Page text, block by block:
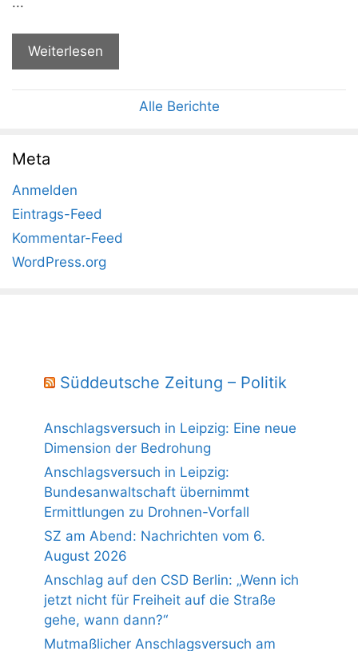
Weiterlesen
Alle Berichte
Meta
Anmelden
Eintrags-Feed
Kommentar-Feed
WordPress.org
Süddeutsche Zeitung – Politik
Anschlagsversuch in Leipzig: Eine neue
Dimension der Bedrohung
Anschlagsversuch in Leipzig:
Bundesanwaltschaft übernimmt
Ermittlungen zu Drohnen-Vorfall
SZ am Abend: Nachrichten vom 6.
August 2026
Anschlag auf den CSD Berlin: „Wenn ich
jetzt nicht für Freiheit auf die Straße
gehe, wann dann?“
Mutmaßlicher Anschlagsversuch am